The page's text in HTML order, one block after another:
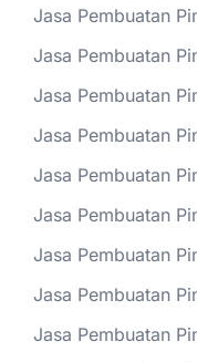
Jasa Pembuatan
Jasa Pembuatan
Jasa Pembuatan
Jasa Pembuatan
Jasa Pembuatan
Jasa Pembuatan
Jasa Pembuatan
Jasa Pembuatan
Jasa Pembuatan